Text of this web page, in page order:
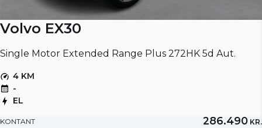
Volvo EX30
Single Motor Extended Range Plus 272HK 5d Aut.
4 KM
-
EL
KONTANT 286.490 KR.